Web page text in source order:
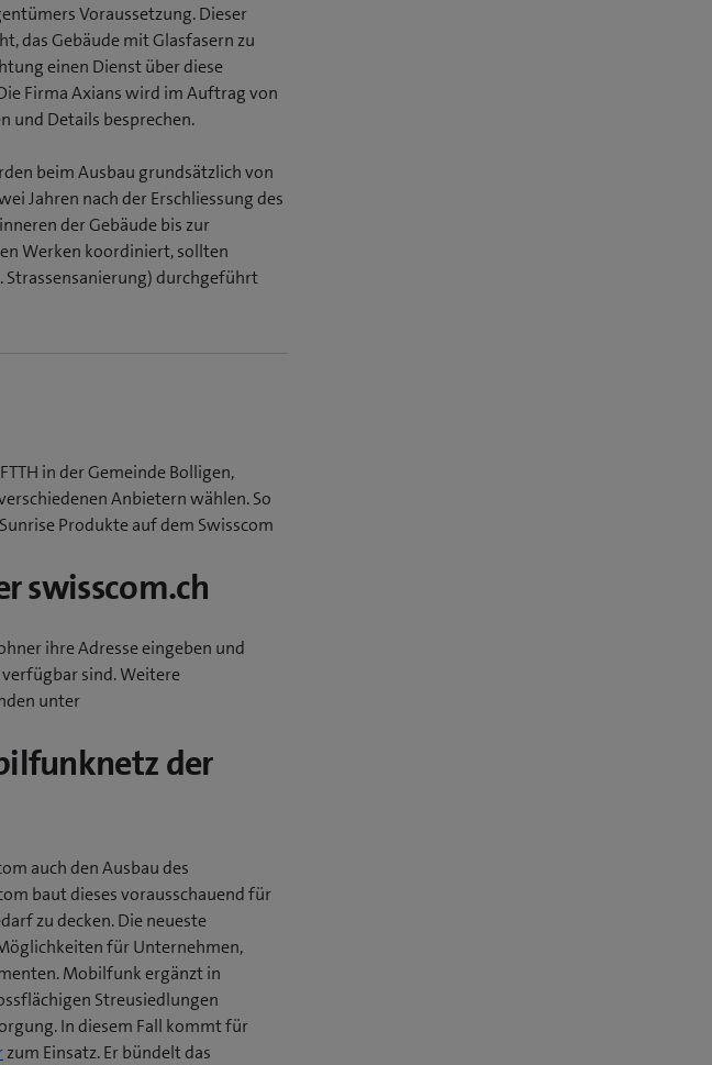
Voraussetzung. Dieser
das Gebäude mit Glasfasern zu
einen Dienst über diese
Firma Axians wird im Auftrag von
und Details besprechen.
beim Ausbau grundsätzlich von
Jahren nach der Erschliessung des
der Gebäude bis zur
Werken koordiniert, sollten
durchgeführt
in der Gemeinde Bolligen,
Anbietern wählen. So
Produkte auf dem Swisscom
swisscom.ch
ihre Adresse eingeben und
sind. Weitere
unter
der
auch den Ausbau des
baut dieses vorausschauend für
zu decken. Die neueste
für Unternehmen,
Mobilfunk ergänzt in
Streusiedlungen
In diesem Fall kommt für
zum Einsatz. Er bündelt das